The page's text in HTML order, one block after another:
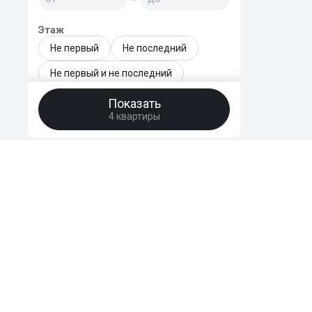
Этаж
Не первый
Не последний
Не первый и не последний
Только последний
Этаж - точный диапазон
Показать
4 квартиры